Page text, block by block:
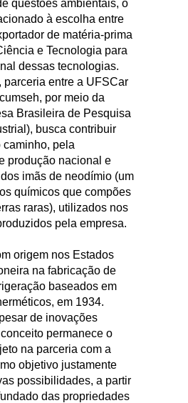
questões ambientais, o
à escolha entre
de matéria-prima
e Tecnologia para
dessas tecnologias.
parceria entre a UFSCar
por meio da
Brasileira de Pesquisa
busca contribuir
caminho, pela
produção nacional e
imãs de neodímio (um
químicos que compões
raras), utilizados nos
pela empresa.
origem nos Estados
na fabricação de
baseados em
em 1934.
de inovações
permanece o
na parceria com a
objetivo justamente
possibilidades, a partir
das propriedades